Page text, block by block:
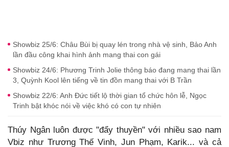
Showbiz 25/6: Châu Bùi bị quay lén trong nhà vệ sinh, Bảo Anh
lần đầu công khai hình ảnh mang thai con gái
Showbiz 24/6: Phương Trinh Jolie thông báo đang mang thai lần
3, Quỳnh Kool lên tiếng về tin đồn mang thai với B Trần
Showbiz 22/6: Anh Đức tiết lộ thời gian tổ chức hôn lễ, Ngọc
Trinh bật khóc nói về việc khó có con tự nhiên
Thúy Ngân luôn được "đẩy thuyền" với nhiều sao nam
Vbiz như Trương Thế Vinh, Jun Phạm, Karik... và cả